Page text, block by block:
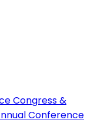
Congress &
Conference